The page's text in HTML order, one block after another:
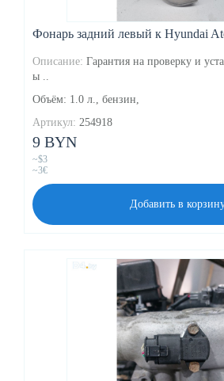
Фонарь задний левый к Hyundai
Описание: Гарантия на проверку и
ы ..
Объём: 1.0 л., бензин,
Артикул: 254918
9 BYN
~$3
~3€
Добавить в